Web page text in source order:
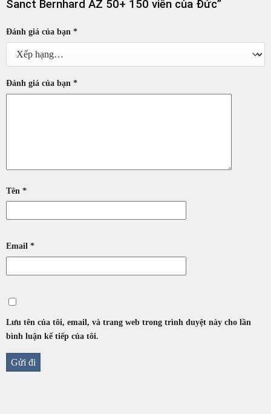
Sanct Bernhard AZ 50+ 150 viên của Đức”
Đánh giá của bạn *
Đánh giá của bạn *
Tên *
Email *
Lưu tên của tôi, email, và trang web trong trình duyệt này cho lần
bình luận kế tiếp của tôi.